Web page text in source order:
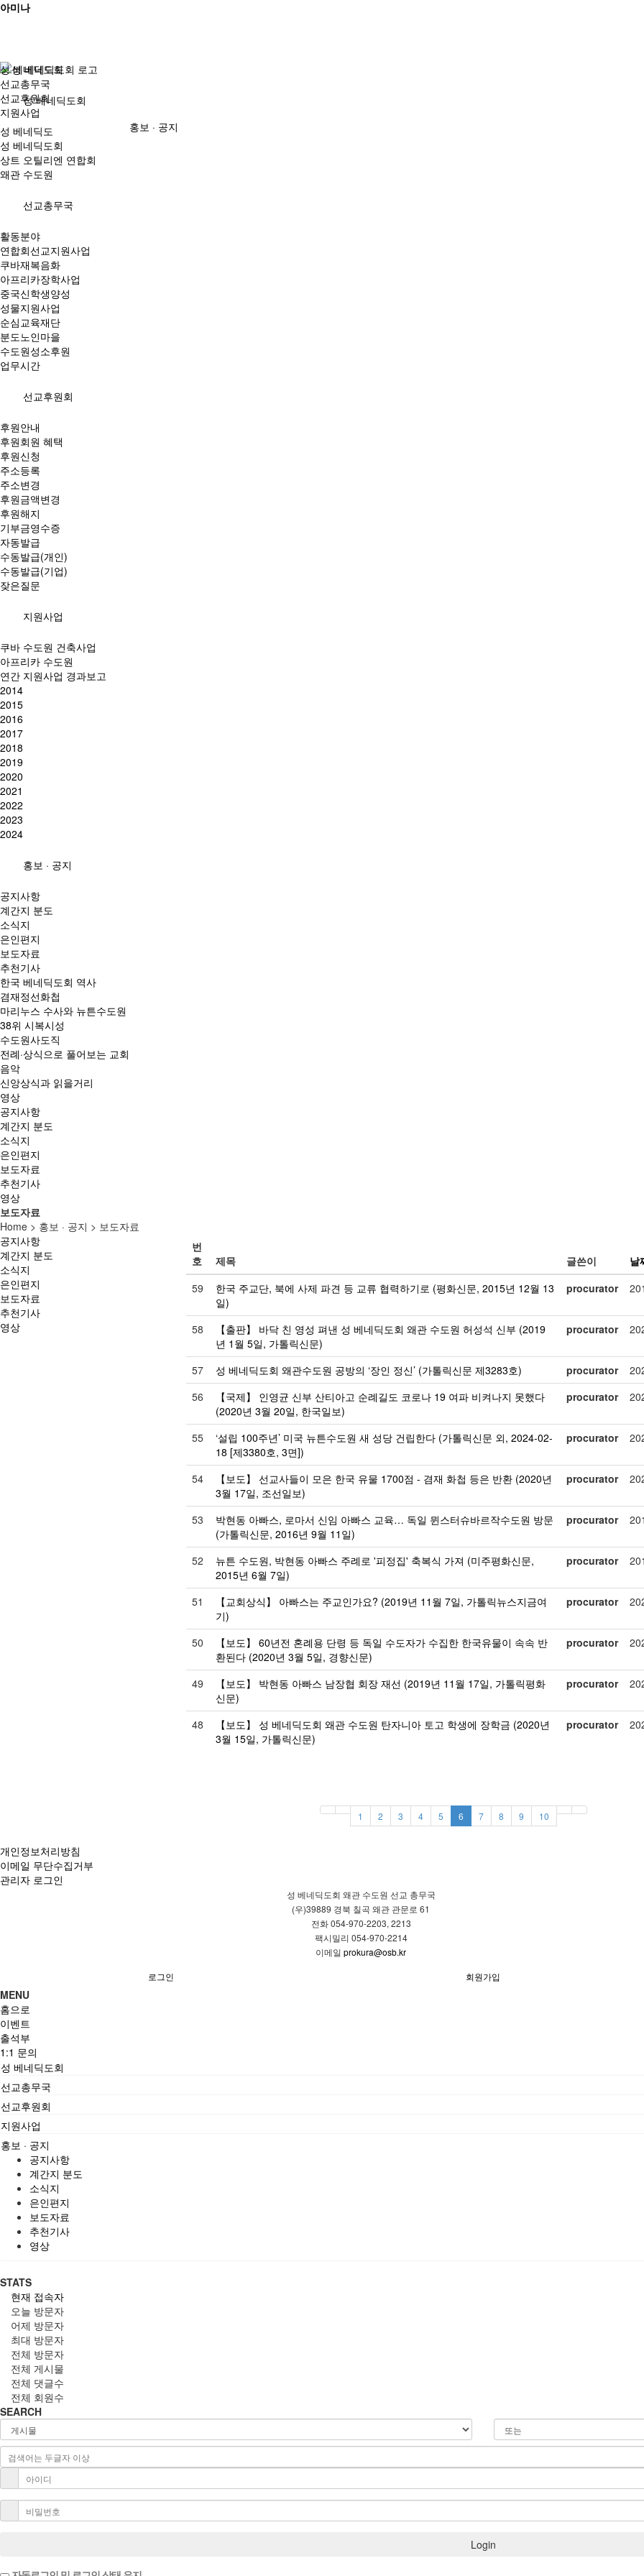
아미나
성 베네딕도회
성 베네딕도
성 베네딕도회
상트 오틸리엔 연합회
왜관 수도원
선교총무국
활동분야
연합회선교지원사업
쿠바재복음화
아프리카장학사업
중국신학생양성
성물지원사업
순심교육재단
분도노인마을
수도원성소후원
업무시간
선교후원회
후원안내
후원회원 혜택
후원신청
주소등록
주소변경
후원금액변경
후원해지
기부금영수증
자동발급
수동발급(개인)
수동발급(기업)
잦은질문
지원사업
쿠바 수도원 건축사업
아프리카 수도원
연간 지원사업 경과보고
2014
2015
2016
2017
2018
2019
2020
2021
2022
2023
2024
홍보 · 공지
공지사항
계간지 분도
소식지
은인편지
보도자료
추천기사
한국 베네딕도회 역사
겸재정선화첩
마리누스 수사와 뉴튼수도원
38위 시복시성
수도원사도직
전례·상식으로 풀어보는 교회
음악
신앙상식과 읽을거리
영상
성 베네딕도회
선교총무국
선교후원회
지원사업
홍보 · 공지
공지사항
계간지 분도
소식지
은인편지
보도자료
추천기사
영상
보도자료
Home > 홍보 · 공지 > 보도자료
번
호
제목 글쓴이
날
59
한국 주교단, 북에 사제 파견 등 교류 협력하기로 (평화신문, 2015년 12월 13
일)
procurator
58
【출판】 바닥 친 영성 펴낸 성 베네딕도회 왜관 수도원 허성석 신부 (2019
년 1월 5일, 가톨릭신문)
procurator
57 성 베네딕도회 왜관수도원 공방의 ‘장인 정신’ (가톨릭신문 제3283호) procurator
56
【국제】 인영균 신부 산티아고 순례길도 코로나 19 여파 비켜나지 못했다
(2020년 3월 20일, 한국일보)
procurator
55
‘설립 100주년’ 미국 뉴튼수도원 새 성당 건립한다 (가톨릭신문 외, 2024-02-
18 [제3380호, 3면])
procurator
54
【보도】 선교사들이 모은 한국 유물 1700점 - 겸재 화첩 등은 반환 (2020년
3월 17일, 조선일보)
procurator
53
박현동 아빠스, 로마서 신임 아빠스 교육… 독일 뮌스터슈바르작수도원 방문
(가톨릭신문, 2016년 9월 11일)
procurator
52
뉴튼 수도원, 박현동 아빠스 주례로 '피정집' 축복식 가져 (미주평화신문,
2015년 6월 7일)
procurator
51
【교회상식】 아빠스는 주교인가요? (2019년 11월 7일, 가톨릭뉴스지금여
기)
procurator
50
【보도】 60년전 혼례용 단령 등 독일 수도자가 수집한 한국유물이 속속 반
환된다 (2020년 3월 5일, 경향신문)
procurator
49
【보도】 박현동 아빠스 남장협 회장 재선 (2019년 11월 17일, 가톨릭평화
신문)
procurator
48
【보도】 성 베네딕도회 왜관 수도원 탄자니아 토고 학생에 장학금 (2020년
3월 15일, 가톨릭신문)
procurator
1 2 3 4 5 6 7 8 9 10
공지사항
계간지 분도
소식지
은인편지
보도자료
추천기사
영상
개인정보처리방침
이메일 무단수집거부
관리자 로그인
성 베네딕도회 왜관 수도원 선교 총무국
(우)39889 경북 칠곡 왜관 관문로 61
전화 054-970-2203, 2213
팩시밀리 054-970-2214
이메일 prokura@osb.kr
로그인
회원가입
MENU
홈으로
이벤트
출석부
1:1 문의
성 베네딕도회
선교총무국
선교후원회
지원사업
홍보 · 공지
공지사항
계간지 분도
소식지
은인편지
보도자료
추천기사
영상
STATS
현재 접속자
오늘 방문자
어제 방문자
최대 방문자
전체 방문자
전체 게시물
전체 댓글수
전체 회원수
SEARCH
Login